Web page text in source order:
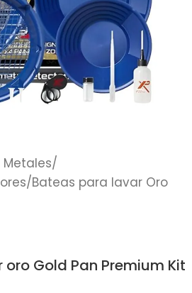
/
/Bateas para lavar Oro
Gold Pan Premium Kit